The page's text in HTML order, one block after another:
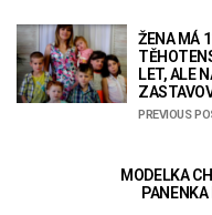
ŽENA MÁ
LET, ALE
PREVIOUS
MODELKA
PANENKA